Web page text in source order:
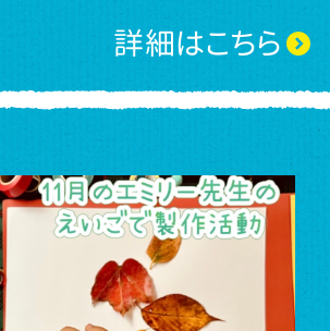
詳細はこちら